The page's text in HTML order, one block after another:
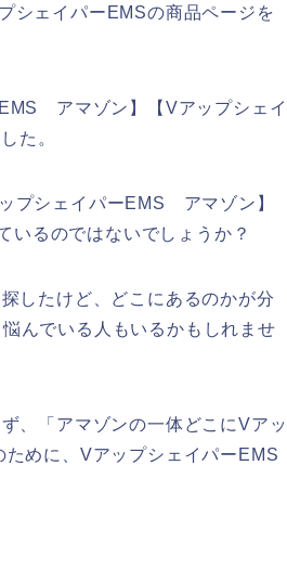
シェイパーEMSの商品ページを
アマゾン】【Vアップシェイ
た。
プシェイパーEMS アマゾン】
るのではないでしょうか？
したけど、どこにあるのかが分
んでいる人もいるかもしれませ
、「アマゾンの一体どこにVアッ
めに、VアップシェイパーEMS